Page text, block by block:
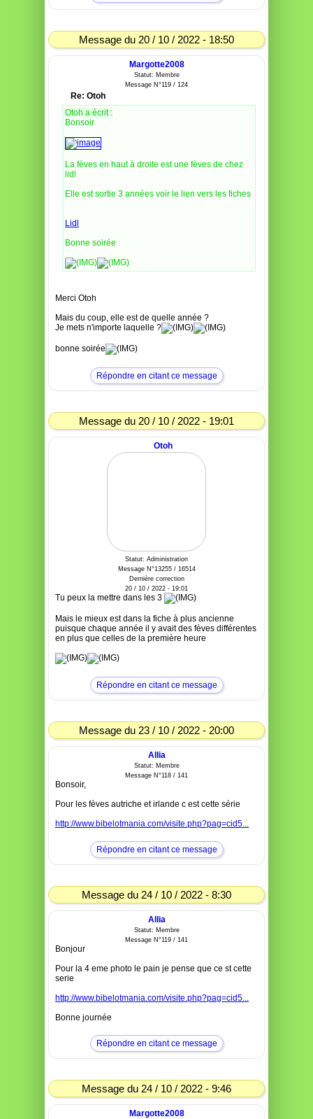
Message du 20 / 10 / 2022 - 18:50
Margotte2008
Statut: Membre
Message N°119 / 124
Re: Otoh
Otoh a écrit :
Bonsoir
La fèves en haut à droite est une fèves de chez
lidl
Elle est sortie 3 années voir le lien vers les fiches
Lidl
Bonne soirée
Merci Otoh
Mais du coup, elle est de quelle année ?
Je mets n'importe laquelle ?
bonne soirée
Répondre en citant ce message
Message du 20 / 10 / 2022 - 19:01
Otoh
Statut: Administration
Message N°13255 / 16514
Dernière correction
20 / 10 / 2022 - 19:01
Tu peux la mettre dans les 3
Mais le mieux est dans la fiche à plus ancienne
puisque chaque année il y avait des fèves différentes
en plus que celles de la première heure
Répondre en citant ce message
Message du 23 / 10 / 2022 - 20:00
Allia
Statut: Membre
Message N°118 / 141
Bonsoir,
Pour les fèves autriche et irlande c est cette série
http://www.bibelotmania.com/visite.php?pag=cid5...
Répondre en citant ce message
Message du 24 / 10 / 2022 - 8:30
Allia
Statut: Membre
Message N°119 / 141
Bonjour
Pour la 4 eme photo le pain je pense que ce st cette
serie
http://www.bibelotmania.com/visite.php?pag=cid5...
Bonne journée
Répondre en citant ce message
Message du 24 / 10 / 2022 - 9:46
Margotte2008